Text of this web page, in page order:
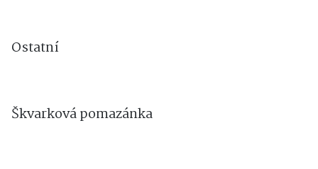
Ostatní
Škvarková pomazánka